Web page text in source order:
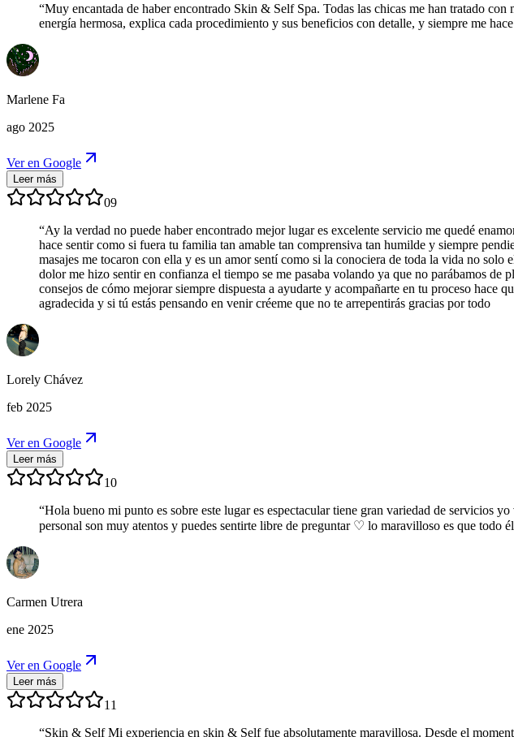
“Muy encantada de haber encontrado Skin & Self Spa. Todas las chicas me han tratado
energía hermosa, explica cada procedimiento y sus beneficios con detalle, y siempre me
Marlene Fa
ago 2025
Ver en Google
Leer más
09
“Ay la verdad no puede haber encontrado mejor lugar es excelente servicio me quedé
hace sentir como si fuera tu familia tan amable tan comprensiva tan humilde y siempre
masajes me tocaron con ella y es un amor sentí como si la conociera de toda la vida no solo
dolor me hizo sentir en confianza el tiempo se me pasaba volando ya que no parábamos de
consejos de cómo mejorar siempre dispuesta a ayudarte y acompañarte en tu proceso
agradecida y si tú estás pensando en venir créeme que no te arrepentirás gracias por todo
Lorely Chávez
feb 2025
Ver en Google
Leer más
10
“Hola bueno mi punto es sobre este lugar es espectacular tiene gran variedad de servicios
personal son muy atentos y puedes sentirte libre de preguntar ♡ lo maravilloso es que todo
Carmen Utrera
ene 2025
Ver en Google
Leer más
11
“Skin & Self Mi experiencia en skin & Self fue absolutamente maravillosa. Desde el